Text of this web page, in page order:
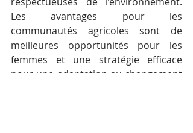
Les avantages pour les
communautés agricoles sont de
meilleures opportunités pour les
femmes et une stratégie efficace
pour une adaptation au changement